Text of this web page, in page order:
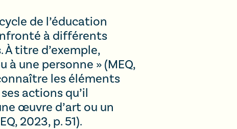
de l’éducation
à différents
titre d’exemple,
à une personne » (MEQ,
les éléments
actions qu’il
œuvre d’art ou un
2023, p. 51).